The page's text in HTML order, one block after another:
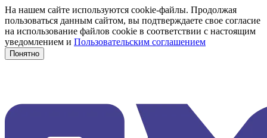
На нашем сайте используются cookie-файлы. Продолжая
пользоваться данным сайтом, вы подтверждаете свое согласие
на использование файлов cookie в соответствии с настоящим
уведомлением и Пользовательским соглашением
Понятно